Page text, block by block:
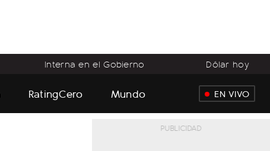
Interna en el Gobierno Dólar hoy
RatingCero Mundo EN VIVO